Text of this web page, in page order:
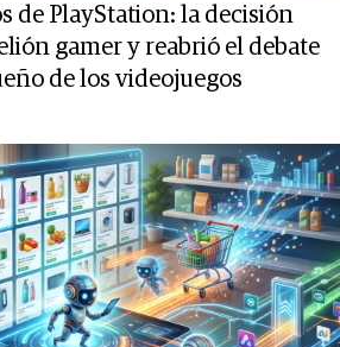
de PlayStation: la decisión
gamer y reabrió el debate
de los videojuegos